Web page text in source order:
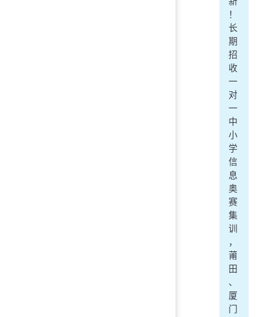
！
长
期
招
收
一
对
一
中
小
学
信
息
奥
赛
集
训
，
莆
田
、
厦
门